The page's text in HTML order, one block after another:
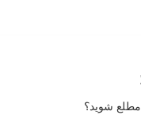
Application error: a client
مطلع شوید؟